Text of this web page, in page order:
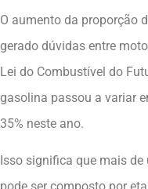
O aumento da proporção
gerado dúvidas entre
Lei do Combustível do
gasolina passou a variar
35% neste ano.
Isso significa que mais